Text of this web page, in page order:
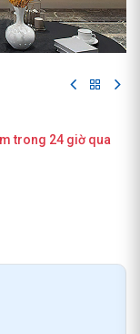
trong 24 giờ qua